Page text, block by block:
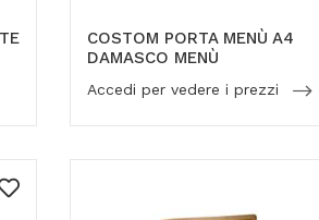
COSTOM PORTA MENÙ A4
DAMASCO MENÙ
Accedi per vedere i prezzi